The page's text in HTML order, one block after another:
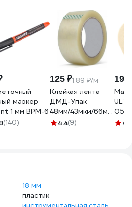
маркер
1 мм BPM-6
(140)
125 ₽1.89 ₽/м
Клейкая лента
ДМД-Упак
48мм/43мкм/66м
2017115
4.4(9)
199
050
4.6
18 мм
пластик
инструментальная сталь